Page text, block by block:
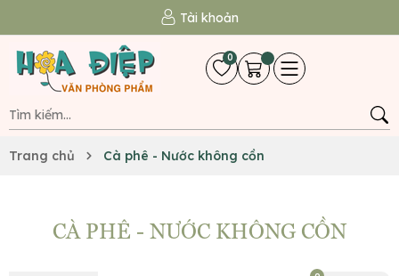
Tài khoản
0
Trang chủ Cà phê - Nước không cồn
CÀ PHÊ - NƯỚC KHÔNG CỒN